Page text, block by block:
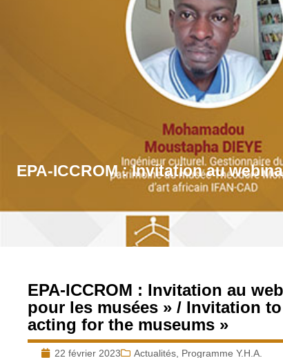
EPA-ICCROM : Invitation au
EPA-ICCROM : Invitation au
pour les musées » / Invitation
acting for the museums »
22 février 2023 Actualités Programme Y.H.A.